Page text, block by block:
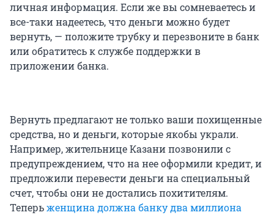
личная информация. Если же вы сомневаетесь и
все-таки надеетесь, что деньги можно будет
вернуть, — положите трубку и перезвоните в банк
или обратитесь к службе поддержки в
приложении банка.
Вернуть предлагают не только ваши похищенные
средства, но и деньги, которые якобы украли.
Например, жительнице Казани позвонили с
предупреждением, что на нее оформили кредит, и
предложили перевести деньги на специальный
счет, чтобы они не достались похитителям.
Теперьженщина должна банку два миллиона